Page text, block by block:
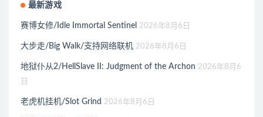
最新游戏
赛博女修/Idle Immortal Sentinel 2026年8月6日
大步走/Big Walk/支持网络联机 2026年8月6日
地狱仆从2/HellSlave II: Judgment of the Archon 2026年8月6
日
老虎机挂机/Slot Grind 2026年8月6日